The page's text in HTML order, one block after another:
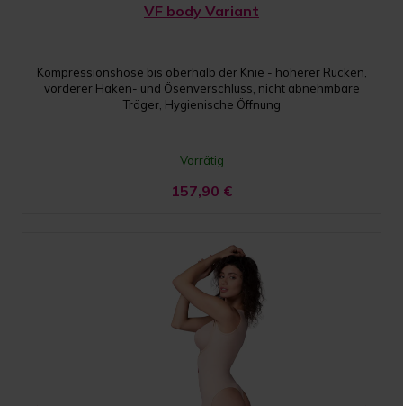
VF body Variant
Kompressionshose bis oberhalb der Knie - höherer Rücken,
vorderer Haken- und Ösenverschluss, nicht abnehmbare
Träger, Hygienische Öffnung
Vorrätig
157,90 €